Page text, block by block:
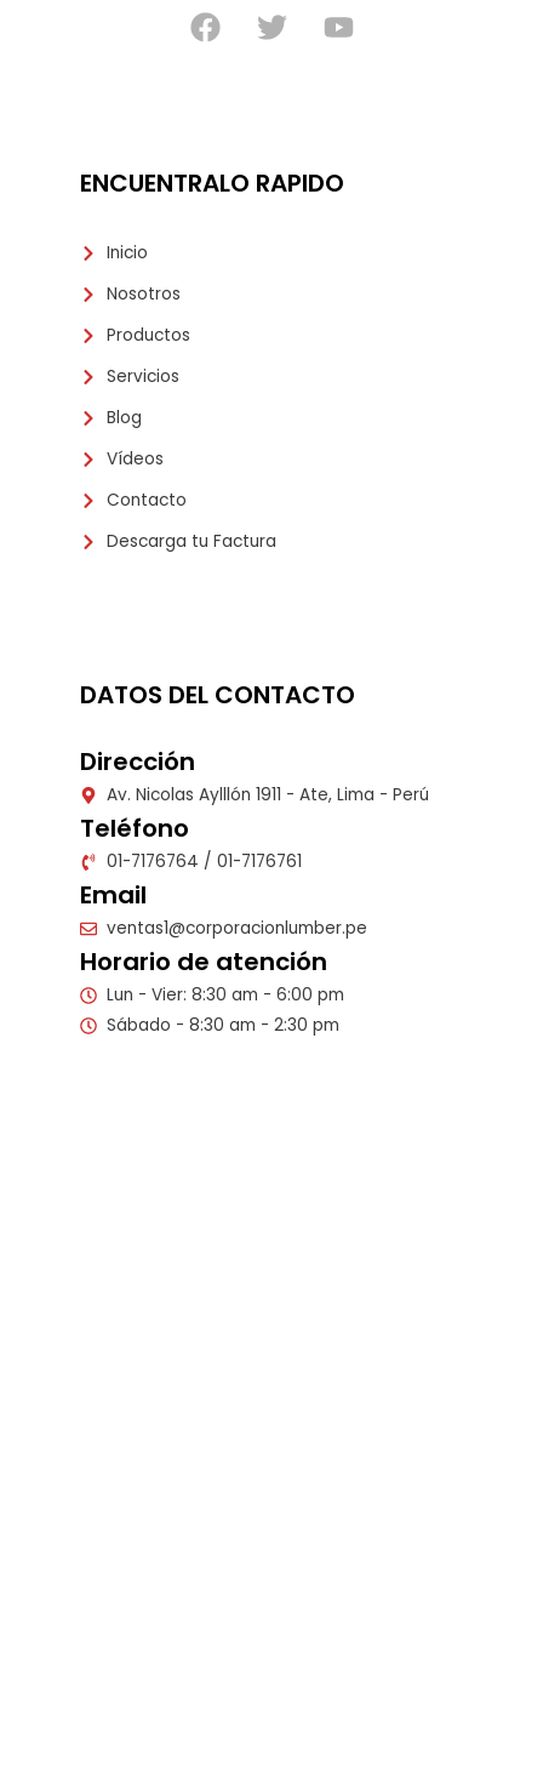
ENCUENTRALO RAPIDO
Inicio
Nosotros
Productos
Servicios
Blog
Vídeos
Contacto
Descarga tu Factura
DATOS DEL CONTACTO
Dirección
Av. Nicolas Aylllón 1911 - Ate, Lima - Perú
Teléfono
01-7176764 / 01-7176761
Email
ventas1@corporacionlumber.pe
Horario de atención
Lun - Vier: 8:30 am - 6:00 pm
Sábado - 8:30 am - 2:30 pm